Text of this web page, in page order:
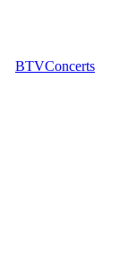
BTVConcerts